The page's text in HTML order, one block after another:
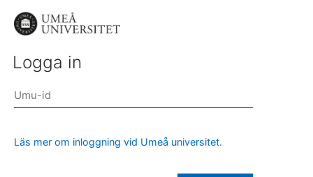
Logga in
Läs mer om inloggning vid Umeå universitet.